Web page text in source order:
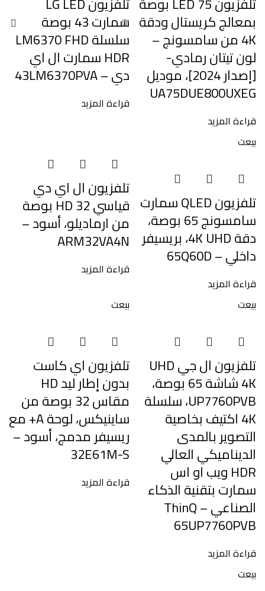
بمعالج كريستال ودقة
4K من سامسونج –
لون تيتان رمادي-
[إصدار 2024]، موديل
UA75DUE800UXEG
قراءة المزيد
سمارت 43 بوصة
سلسلة LM6370 FHD
HDR سمارت ال اي
دي – 43LM6370PVA
قراءة المزيد
بيعت
تلفزيون QLED سمارت
سامسونج 65 بوصة،
دقة 4K UHD، بريسيفر
داخلي – 65Q60D
قراءة المزيد
تلفزيون ال اي دي
قياسي HD 32 بوصة
من ارماديلو، أسود –
ARM32VA4N
قراءة المزيد
بيعت
تلفزيون ال جي UHD
4K شاشة 65 بوصة،
UP7760PVB، سلسلة
4K اكتيف بخاصية
التصوير بالمدى
الديناميكي العالي
HDR ويب او اس
سمارت بتقنية الذكاء
الصناعي ThinQ –
65UP7760PVB
قراءة المزيد
بيعت
تلفزيون اي كاست
بدون إطار ليد HD
مقاس 32 بوصة من
ساينيكس، لوحة A+ مع
ريسيفر مدمج، أسود –
32E61M-S
قراءة المزيد
بيعت